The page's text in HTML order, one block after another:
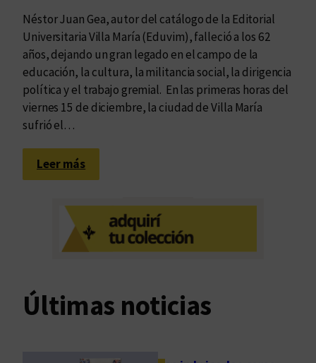
Néstor Juan Gea, autor del catálogo de la Editorial
Universitaria Villa María (Eduvim), falleció a los 62
años, dejando un gran legado en el campo de la
educación, la cultura, la militancia social, la dirigencia
política y el trabajo gremial. En las primeras horas del
viernes 15 de diciembre, la ciudad de Villa María
sufrió el…
Leer más:
A
ó
s
u
i
Últimas noticias